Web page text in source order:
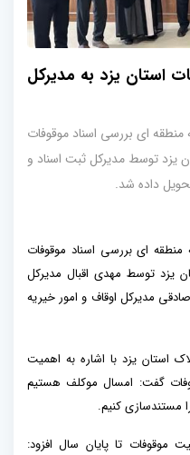
استان یزد به مدیرکل
ای بررسی اسناد موقوفات
شهرستان یزد توسط مدیرکل ثبت اسناد و
داده شد.
ای بررسی اسناد موقوفات
شهرستان یزد توسط مهدی اقبال مدیرکل
مدیرکل اوقاف و امور خیریه
استان یزد با اشاره به اهمیت
گفت: امسال موکلف هستیم
موقوفات تا پایان سال افزود: